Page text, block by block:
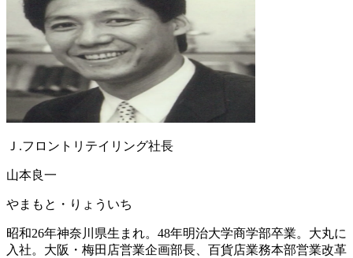
Ｊ.フロントリテイリング社長
山本良一
やまもと・りょういち
昭和26年神奈川県生まれ。48年明治大学商学部卒業。大丸に
入社。大阪・梅田店営業企画部長、百貨店業務本部営業改革